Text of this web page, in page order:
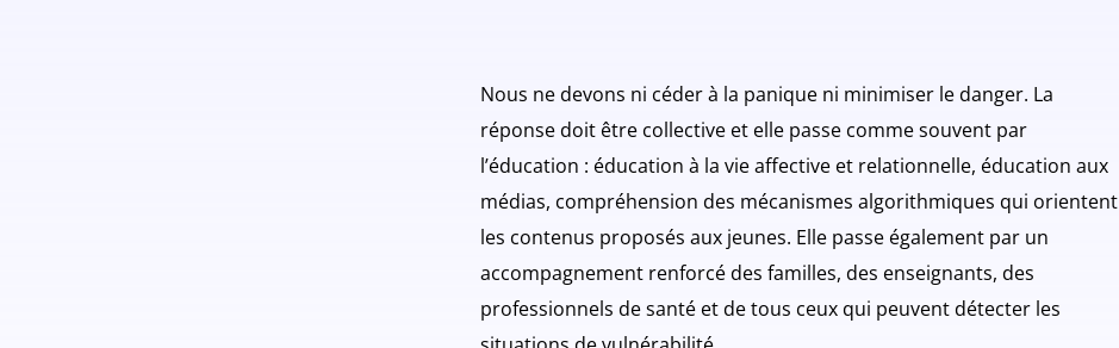
Nous ne devons ni céder à la panique ni minimiser le danger. La
réponse doit être collective et elle passe comme souvent par
l’éducation : éducation à la vie affective et relationnelle, éducation aux
médias, compréhension des mécanismes algorithmiques qui orientent
les contenus proposés aux jeunes. Elle passe également par un
accompagnement renforcé des familles, des enseignants, des
professionnels de santé et de tous ceux qui peuvent détecter les